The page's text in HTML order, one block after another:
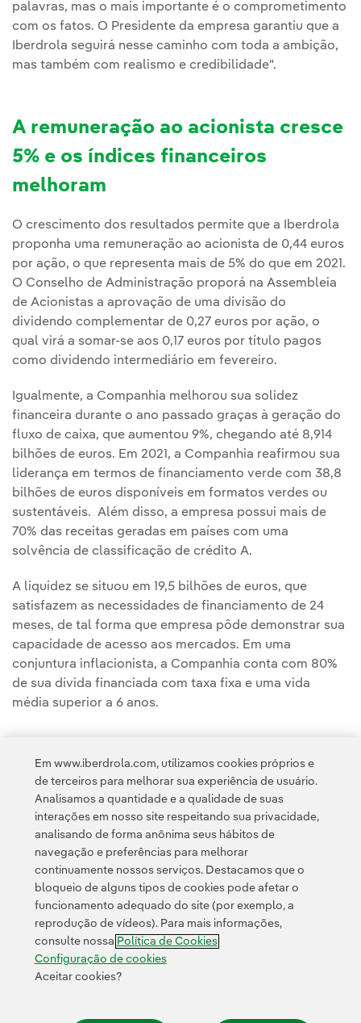
palavras, mas o mais importante é o comprometimento
com os fatos. O Presidente da empresa garantiu que a
Iberdrola seguirá nesse caminho com toda a ambição,
mas também com realismo e credibilidade".
A remuneração ao acionista cresce
5% e os índices financeiros
melhoram
O crescimento dos resultados permite que a Iberdrola
proponha uma remuneração ao acionista de 0,44 euros
por ação, o que representa mais de 5% do que em 2021.
O Conselho de Administração proporá na Assembleia
de Acionistas a aprovação de uma divisão do
dividendo complementar de 0,27 euros por ação, o
qual virá a somar-se aos 0,17 euros por título pagos
como dividendo intermediário em fevereiro.
Igualmente, a Companhia melhorou sua solidez
financeira durante o ano passado graças à geração do
fluxo de caixa, que aumentou 9%, chegando até 8,914
bilhões de euros. Em 2021, a Companhia reafirmou sua
liderança em termos de financiamento verde com 38,8
bilhões de euros disponíveis em formatos verdes ou
sustentáveis. Além disso, a empresa possui mais de
70% das receitas geradas em países com uma
solvência de classificação de crédito A.
A liquidez se situou em 19,5 bilhões de euros, que
satisfazem as necessidades de financiamento de 24
meses, de tal forma que empresa pôde demonstrar sua
capacidade de acesso aos mercados. Em uma
conjuntura inflacionista, a Companhia conta com 80%
de sua dívida financiada com taxa fixa e uma vida
média superior a 6 anos.
Acesso a informação legal
Contato Clientes Política de Privacidade Informação legal
Transparência no uso da IA Política de cookies
Acessibilidade
Em www.iberdrola.com, utilizamos cookies próprios e
de terceiros para melhorar sua experiência de usuário.
Analisamos a quantidade e a qualidade de suas
interações em nosso site respeitando sua privacidade,
analisando de forma anônima seus hábitos de
navegação e preferências para melhorar
continuamente nossos serviços. Destacamos que o
bloqueio de alguns tipos de cookies pode afetar o
funcionamento adequado do site (por exemplo, a
reprodução de vídeos). Para mais informações,
consulte nossa Política de Cookies
Configuração de cookies
Aceitar cookies?